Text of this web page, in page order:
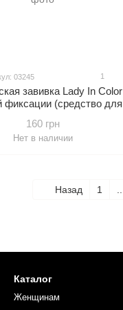
03245 1
завивка Lady In Сolor
фиксации (средство для
лосьон – 120 мл,
бальзам 15 мл.)
160 грн
Нет в наличии
Назад 1
Каталог
Женщинам